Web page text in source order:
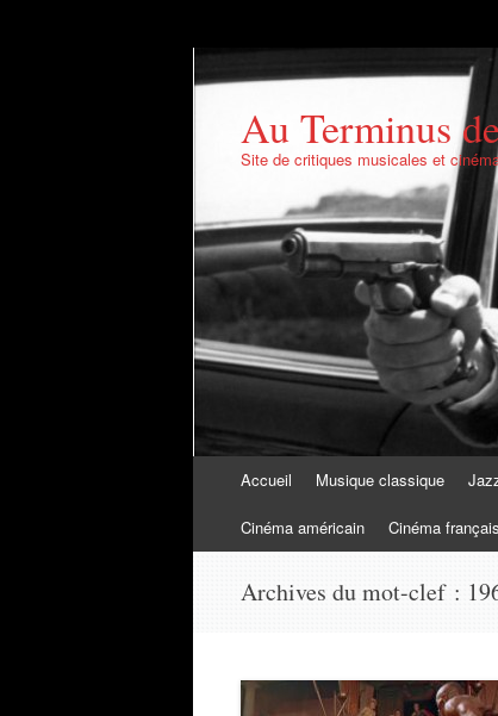
Au Terminus
Site de critiques musicales et
Aller au contenu
Accueil Musique classique
Cinéma américain Cinéma français
Archives du mot-clef :